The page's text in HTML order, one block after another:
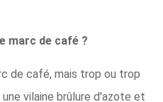
marc de café ?
de café, mais trop ou trop
vilaine brûlure d'azote et